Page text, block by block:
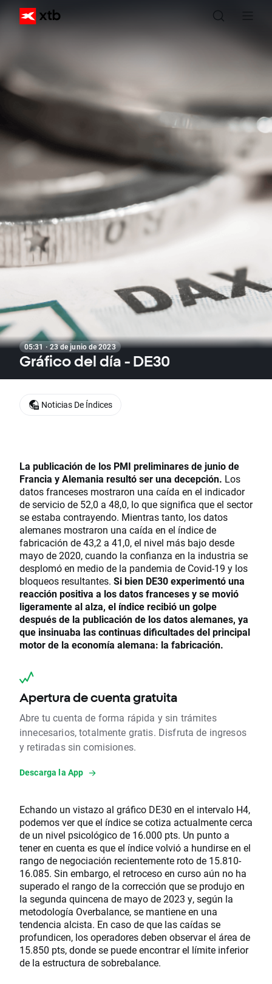
05:31 · 23 de junio de 2023
Gráfico del día - DE30
La publicación de los PMI preliminares de junio de
Francia y Alemania resultó ser una decepción. Los
datos franceses mostraron una caída en el indicador
de servicio de 52,0 a 48,0, lo que significa que el sector
se estaba contrayendo. Mientras tanto, los datos
alemanes mostraron una caída en el índice de
fabricación de 43,2 a 41,0, el nivel más bajo desde
mayo de 2020, cuando la confianza en la industria se
desplomó en medio de la pandemia de Covid-19 y los
bloqueos resultantes. Si bien DE30 experimentó una
reacción positiva a los datos franceses y se movió
ligeramente al alza, el índice recibió un golpe
después de la publicación de los datos alemanes, ya
que insinuaba las continuas dificultades del principal
motor de la economía alemana: la fabricación.
Apertura de cuenta gratuita
Abre tu cuenta de forma rápida y sin trámites
innecesarios, totalmente gratis. Disfruta de ingresos
y retiradas sin comisiones.
Descarga la App
Echando un vistazo al gráfico DE30 en el intervalo H4,
podemos ver que el índice se cotiza actualmente cerca
de un nivel psicológico de 16.000 pts. Un punto a
tener en cuenta es que el índice volvió a hundirse en el
rango de negociación recientemente roto de 15.810-
16.085. Sin embargo, el retroceso en curso aún no ha
superado el rango de la corrección que se produjo en
la segunda quincena de mayo de 2023 y, según la
metodología Overbalance, se mantiene en una
tendencia alcista. En caso de que las caídas se
profundicen, los operadores deben observar el área de
15.850 pts, donde se puede encontrar el límite inferior
de la estructura de sobrebalance.
Noticias De Índices